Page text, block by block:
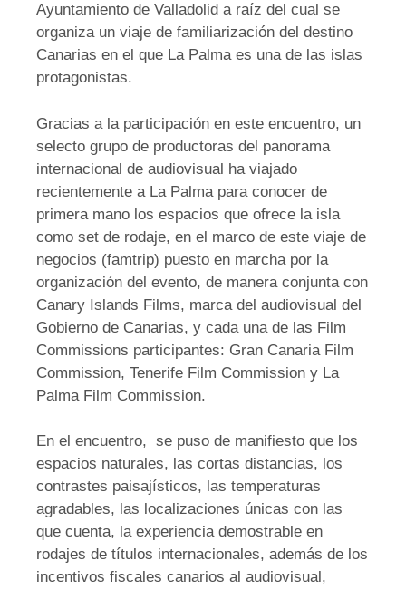
Ayuntamiento de Valladolid a raíz del cual se
organiza un viaje de familiarización del destino
Canarias en el que La Palma es una de las islas
protagonistas.
Gracias a la participación en este encuentro, un
selecto grupo de productoras del panorama
internacional de audiovisual ha viajado
recientemente a La Palma para conocer de
primera mano los espacios que ofrece la isla
como set de rodaje, en el marco de este viaje de
negocios (famtrip) puesto en marcha por la
organización del evento, de manera conjunta con
Canary Islands Films, marca del audiovisual del
Gobierno de Canarias, y cada una de las Film
Commissions participantes: Gran Canaria Film
Commission, Tenerife Film Commission y La
Palma Film Commission.
En el encuentro, se puso de manifiesto que los
espacios naturales, las cortas distancias, los
contrastes paisajísticos, las temperaturas
agradables, las localizaciones únicas con las
que cuenta, la experiencia demostrable en
rodajes de títulos internacionales, además de los
incentivos fiscales canarios al audiovisual,